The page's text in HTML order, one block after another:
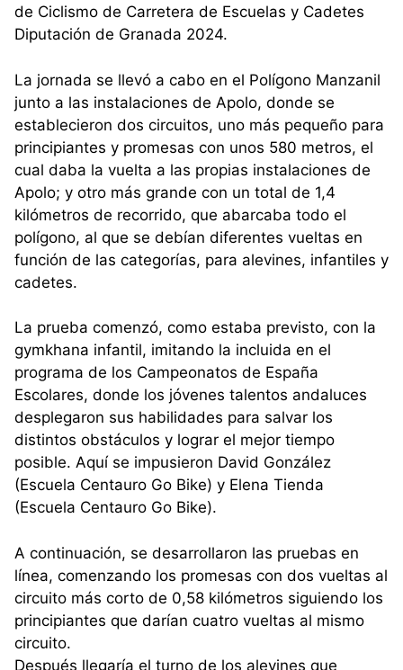
de Ciclismo de Carretera de Escuelas y Cadetes
Diputación de Granada 2024.
La jornada se llevó a cabo en el Polígono Manzanil
junto a las instalaciones de Apolo, donde se
establecieron dos circuitos, uno más pequeño para
principiantes y promesas con unos 580 metros, el
cual daba la vuelta a las propias instalaciones de
Apolo; y otro más grande con un total de 1,4
kilómetros de recorrido, que abarcaba todo el
polígono, al que se debían diferentes vueltas en
función de las categorías, para alevines, infantiles y
cadetes.
La prueba comenzó, como estaba previsto, con la
gymkhana infantil, imitando la incluida en el
programa de los Campeonatos de España
Escolares, donde los jóvenes talentos andaluces
desplegaron sus habilidades para salvar los
distintos obstáculos y lograr el mejor tiempo
posible. Aquí se impusieron David González
(Escuela Centauro Go Bike) y Elena Tienda
(Escuela Centauro Go Bike).
A continuación, se desarrollaron las pruebas en
línea, comenzando los promesas con dos vueltas al
circuito más corto de 0,58 kilómetros siguiendo los
principiantes que darían cuatro vueltas al mismo
circuito.
Después llegaría el turno de los alevines que